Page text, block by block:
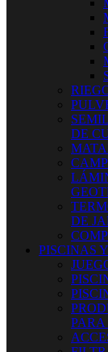
DE
DE
PISCINAS
PARA